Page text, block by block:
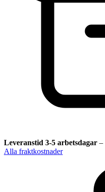
Leveranstid 3-5 arbetsdagar –
Alla fraktkostnader